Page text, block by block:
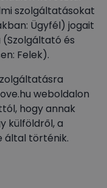
szolgáltatásokat
Ügyfél) jogait
és
Felek).
weboldalon
hogy annak
külföldről, a
által történik.